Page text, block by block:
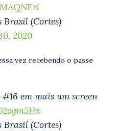
Brasil (Cortes)
2020
vez recebendo o passe
em mais um screen
Brasil (Cortes)